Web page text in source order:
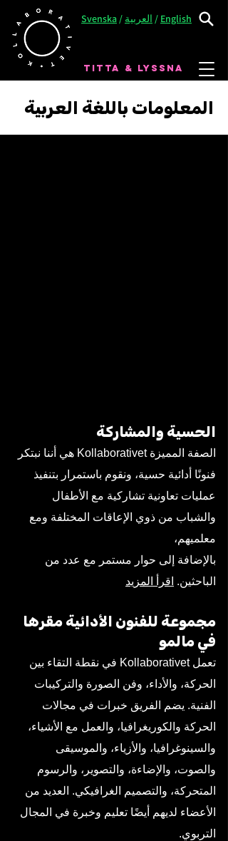
TITTA & LYSSNA
Svenska / العربية / English
المعلومات باللغة العربية
الحسية والمشاركة
الصفة المميزة Kollaborativet هي أننا نبتكر
فنونًا أدائية حسية، ونقوم باستمرار بتنفيذ
عمليات تعاونية تشاركية مع الأطفال
والشباب من ذوي الإعاقات المختلفة ومع
معلميهم،
بالإضافة إلى حوار مستمر مع عدد من
الباحثين. اقرأ المزيد
مجموعة للفنون الأدائية مقرها
في مالمو
تعمل Kollaborativet في نقطة التقاء بين
الحركة، والأداء، وفن الصورة والتركيبات
الفنية. يضم الفريق خبرات في مجالات
الحركة والكوريغرافيا، والعمل مع الأشياء،
والسينوغرافيا، والأزياء، والموسيقى
والصوت، والإضاءة، والتصوير، والرسوم
المتحركة، والتصميم الغرافيكي. العديد من
الأعضاء لديهم أيضًا تعليم وخبرة في المجال
التربوي.